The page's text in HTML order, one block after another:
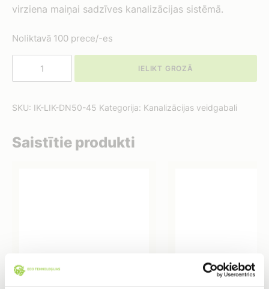
virziena maiņai sadzīves kanalizācijas sistēmā.
Noliktavā 100 prece/-es
/
daudzums
IELIKT GROZĀ
SKU: IK-LIK-DN50-45 Kategorija: Kanalizācijas veidgabali
Saistītie produkti